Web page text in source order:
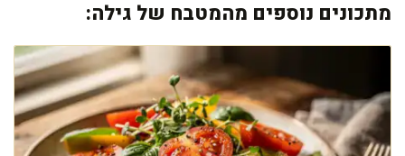
מתכונים נוספים מהמטבח של גילה: